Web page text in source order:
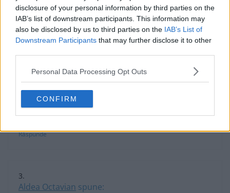
disclosure of your personal information by third parties on the
IAB’s list of downstream participants. This information may
also be disclosed by us to third parties on the IAB’s List of
Downstream Participants that may further disclose it to other
Personal Data Processing Opt Outs
CONFIRM
Minunata este natura …..Dumnezeu ne da dar, nu ne
pune in sac.
Răspunde
Matanie Aurelianspune:
6 aprilie, 2015 la 23:34
Răspunde
Aldea Octavian spune: